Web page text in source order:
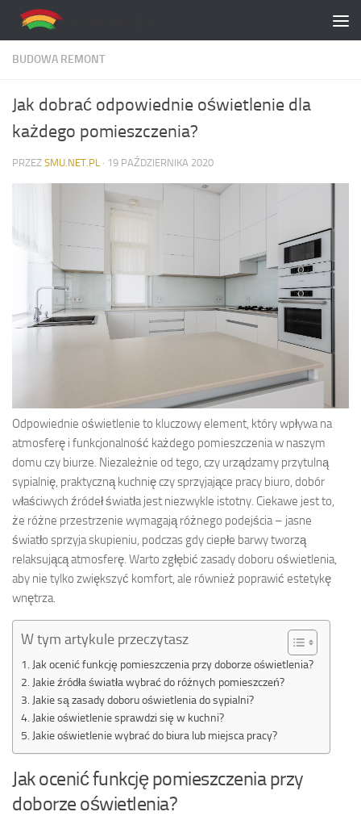
Skip to content
BUDOWA REMONT
Jak dobrać odpowiednie oświetlenie dla
każdego pomieszczenia?
PRZEZ SMU.NET.PL · 19 PAŹDZIERNIKA 2020
Odpowiednie oświetlenie to kluczowy element, który wpływa na
atmosferę i funkcjonalność każdego pomieszczenia w naszym
domu czy biurze. Niezależnie od tego, czy urządzamy przytulną
sypialnię, praktyczną kuchnię czy sprzyjające pracy biuro, dobór
właściwych źródeł światła jest niezwykle istotny. Ciekawe jest to,
że różne przestrzenie wymagają różnego podejścia – jasne
światło sprzyja skupieniu, podczas gdy ciepłe barwy tworzą
relaksującą atmosferę. Warto zgłębić zasady doboru oświetlenia,
aby nie tylko zwiększyć komfort, ale również poprawić estetykę
wnętrza.
W tym artykule przeczytasz
Jak ocenić funkcję pomieszczenia przy doborze oświetlenia?
Jakie źródła światła wybrać do różnych pomieszczeń?
Jakie są zasady doboru oświetlenia do sypialni?
Jakie oświetlenie sprawdzi się w kuchni?
Jakie oświetlenie wybrać do biura lub miejsca pracy?
Jak ocenić funkcję pomieszczenia przy
doborze oświetlenia?